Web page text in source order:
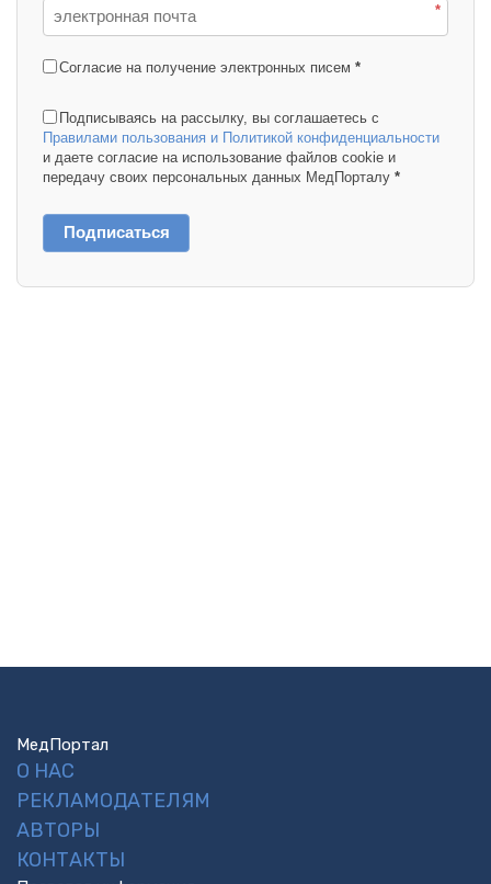
*
Согласие на получение электронных писем *
Подписываясь на рассылку, вы соглашаетесь с
Правилами пользования и Политикой конфиденциальности
и даете согласие на использование файлов cookie и
передачу своих персональных данных МедПорталу *
Подписаться
МедПортал
О НАС
РЕКЛАМОДАТЕЛЯМ
АВТОРЫ
КОНТАКТЫ